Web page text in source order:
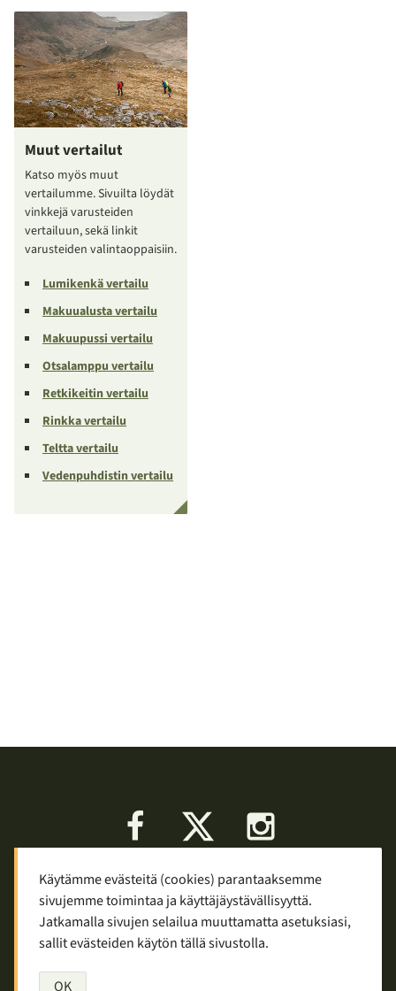
Muut vertailut
Katso myös muut
vertailumme. Sivuilta löydät
vinkkejä varusteiden
vertailuun, sekä linkit
varusteiden valintaoppaisiin.
Lumikenkä vertailu
Makuualusta vertailu
Makuupussi vertailu
Otsalamppu vertailu
Retkikeitin vertailu
Rinkka vertailu
Teltta vertailu
Vedenpuhdistin vertailu
Facebook
Keskustelu Palaute
Tietosuoja
Mainostaminen ja yhteistyö
Copyright © 2007—2026Tuomas Tolppi /
Käytämme evästeitä (cookies) parantaaksemme
sivujemme toimintaa ja käyttäjäystävällisyyttä.
Jatkamalla sivujen selailua muuttamatta asetuksiasi,
sallit evästeiden käytön tällä sivustolla.
OK